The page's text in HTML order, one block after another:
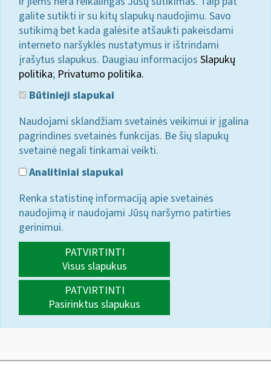
galite sutikti ir su kitų slapukų naudojimu. Savo
sutikimą bet kada galėsite atšaukti pakeisdami
interneto naršyklės nustatymus ir ištrindami
įrašytus slapukus. Daugiau informacijos Slapukų
politika; Privatumo politika.
Būtinieji slapukai
Naudojami sklandžiam svetainės veikimui ir įgalina
pagrindines svetainės funkcijas. Be šių slapukų
svetainė negali tinkamai veikti.
Analitiniai slapukai
Renka statistinę informaciją apie svetainės
naudojimą ir naudojami Jūsų naršymo patirties
gerinimui.
PATVIRTINTI
Visus slapukus
PATVIRTINTI
Pasirinktus slapukus